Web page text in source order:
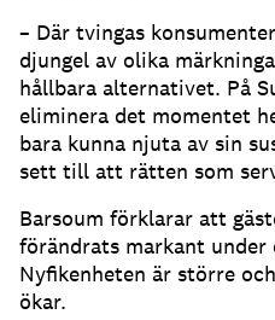
– Där tvingas
djungel av olika
hållbara alternativet. På
eliminera det momentet
bara kunna njuta av sin
sett till att rätten som
Barsoum förklarar att
förändrats markant under
Nyfikenheten är större
ökar.